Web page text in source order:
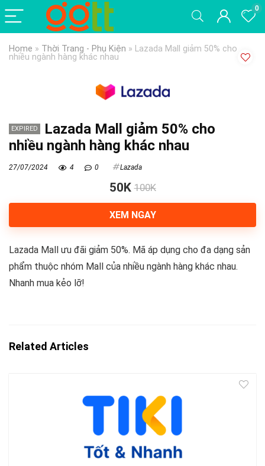
0
Home » Thời Trang - Phụ Kiện » Lazada Mall giảm 50% cho
nhiều ngành hàng khác nhau
EXPIRED
Lazada Mall giảm 50% cho
nhiều ngành hàng khác nhau
27/07/2024 4 0 Lazada
50K 100K
XEM NGAY
Lazada Mall ưu đãi giảm 50%. Mã áp dụng cho đa dạng sản
phẩm thuộc nhóm Mall của nhiều ngành hàng khác nhau.
Nhanh mua kẻo lỡ!
Related Articles